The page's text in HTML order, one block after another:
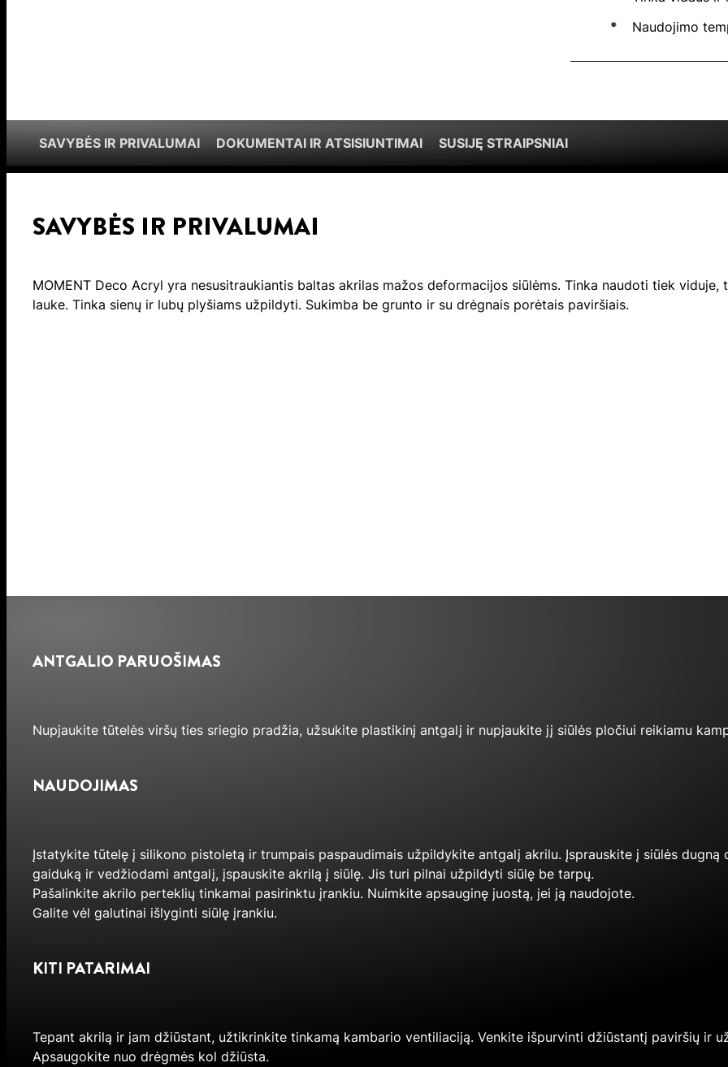
Naudojimo
SAVYBĖS IR PRIVALUMAI DOKUMENTAI IR ATSISIUNTIMAI SUSIJĘ STRAIPSNIAI
SAVYBĖS IR PRIVALUMAI
MOMENT Deco Acryl yra nesusitraukiantis baltas akrilas mažos deformacijos siūlėms. Tinka naudoti tiek viduje,
lauke. Tinka sienų ir lubų plyšiams užpildyti. Sukimba be grunto ir su drėgnais porėtais paviršiais.
ANTGALIO PARUOŠIMAS
Nupjaukite tūtelės viršų ties sriegio pradžia, užsukite plastikinį antgalį ir nupjaukite jį siūlės pločiui reikiamu
NAUDOJIMAS
Įstatykite tūtelę į silikono pistoletą ir trumpais paspaudimais užpildykite antgalį akrilu. Įsprauskite į siūlės
gaiduką ir vedžiodami antgalį, įspauskite akrilą į siūlę. Jis turi pilnai užpildyti siūlę be tarpų.
Pašalinkite akrilo perteklių tinkamai pasirinktu įrankiu. Nuimkite apsauginę juostą, jei ją naudojote.
Galite vėl galutinai išlyginti siūlę įrankiu.
KITI PATARIMAI
Tepant akrilą ir jam džiūstant, užtikrinkite tinkamą kambario ventiliaciją. Venkite išpurvinti džiūstantį paviršių ir
Apsaugokite nuo drėgmės kol džiūsta.